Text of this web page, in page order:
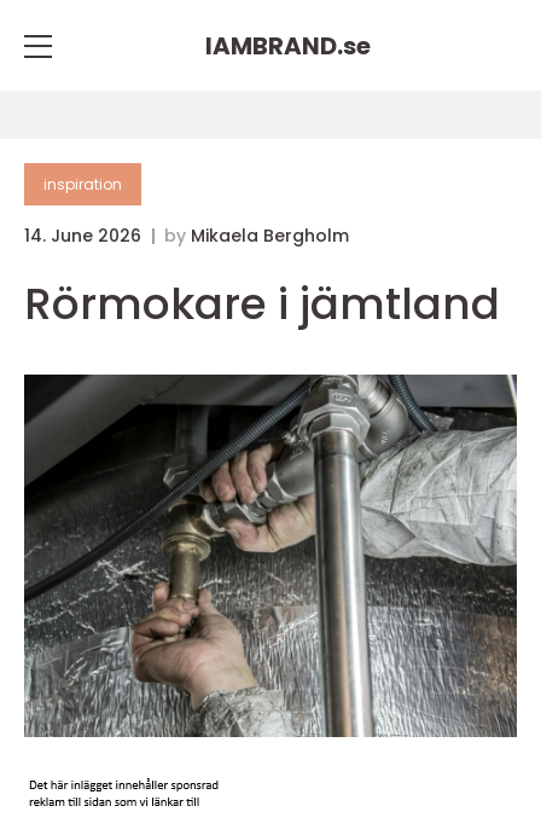
IAMBRAND.se
inspiration
14. June 2026 by Mikaela Bergholm
Rörmokare i jämtland